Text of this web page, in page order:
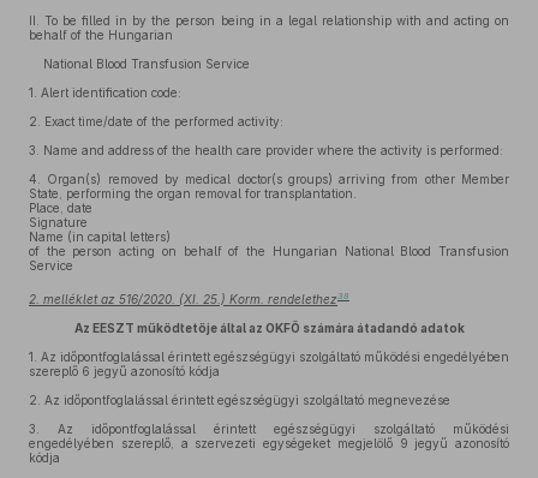
II.
To be filled in by the person being in a legal relationship with and acting on
behalf of the Hungarian
National Blood Transfusion Service
1. Alert identification code:
2.
Exact time/date of the performed activity:
3.
Name and address of the health care provider where the activity is performed:
4.
Organ(s) removed by medical doctor(s groups) arriving from other Member
State, performing the organ removal for transplantation.
Place, date
Signature
Name (in capital letters)
of the person acting on behalf of the Hungarian National Blood Transfusion
Service
2. melléklet az 516/2020. (XI. 25.) Korm. rendelethez 38
Az EESZT működtetője által az OKFŐ számára átadandó adatok
1. Az időpontfoglalással érintett egészségügyi szolgáltató működési engedélyében
szereplő 6 jegyű azonosító kódja
2. Az időpontfoglalással érintett egészségügyi szolgáltató megnevezése
3.
Az időpontfoglalással érintett egészségügyi szolgáltató működési
engedélyében szereplő, a szervezeti egységeket megjelölő 9 jegyű azonosító
kódja